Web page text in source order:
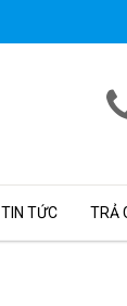
TIN TỨC TRẢ